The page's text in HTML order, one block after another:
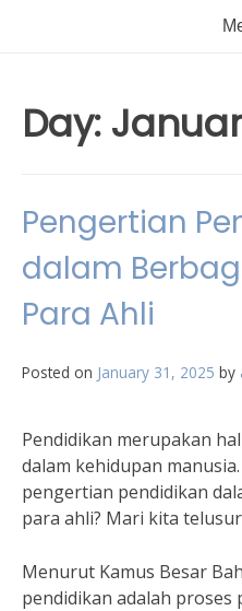
Day:
Pengertian
dalam
Para Ahli
Posted on January 31, 2025 by
Pendidikan merupakan
dalam kehidupan
pengertian pendidikan
para ahli? Mari kita
Menurut Kamus Besar
pendidikan adalah